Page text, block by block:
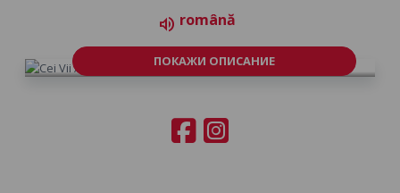
volume_up română
ПОКАЖИ ОПИСАНИЕ